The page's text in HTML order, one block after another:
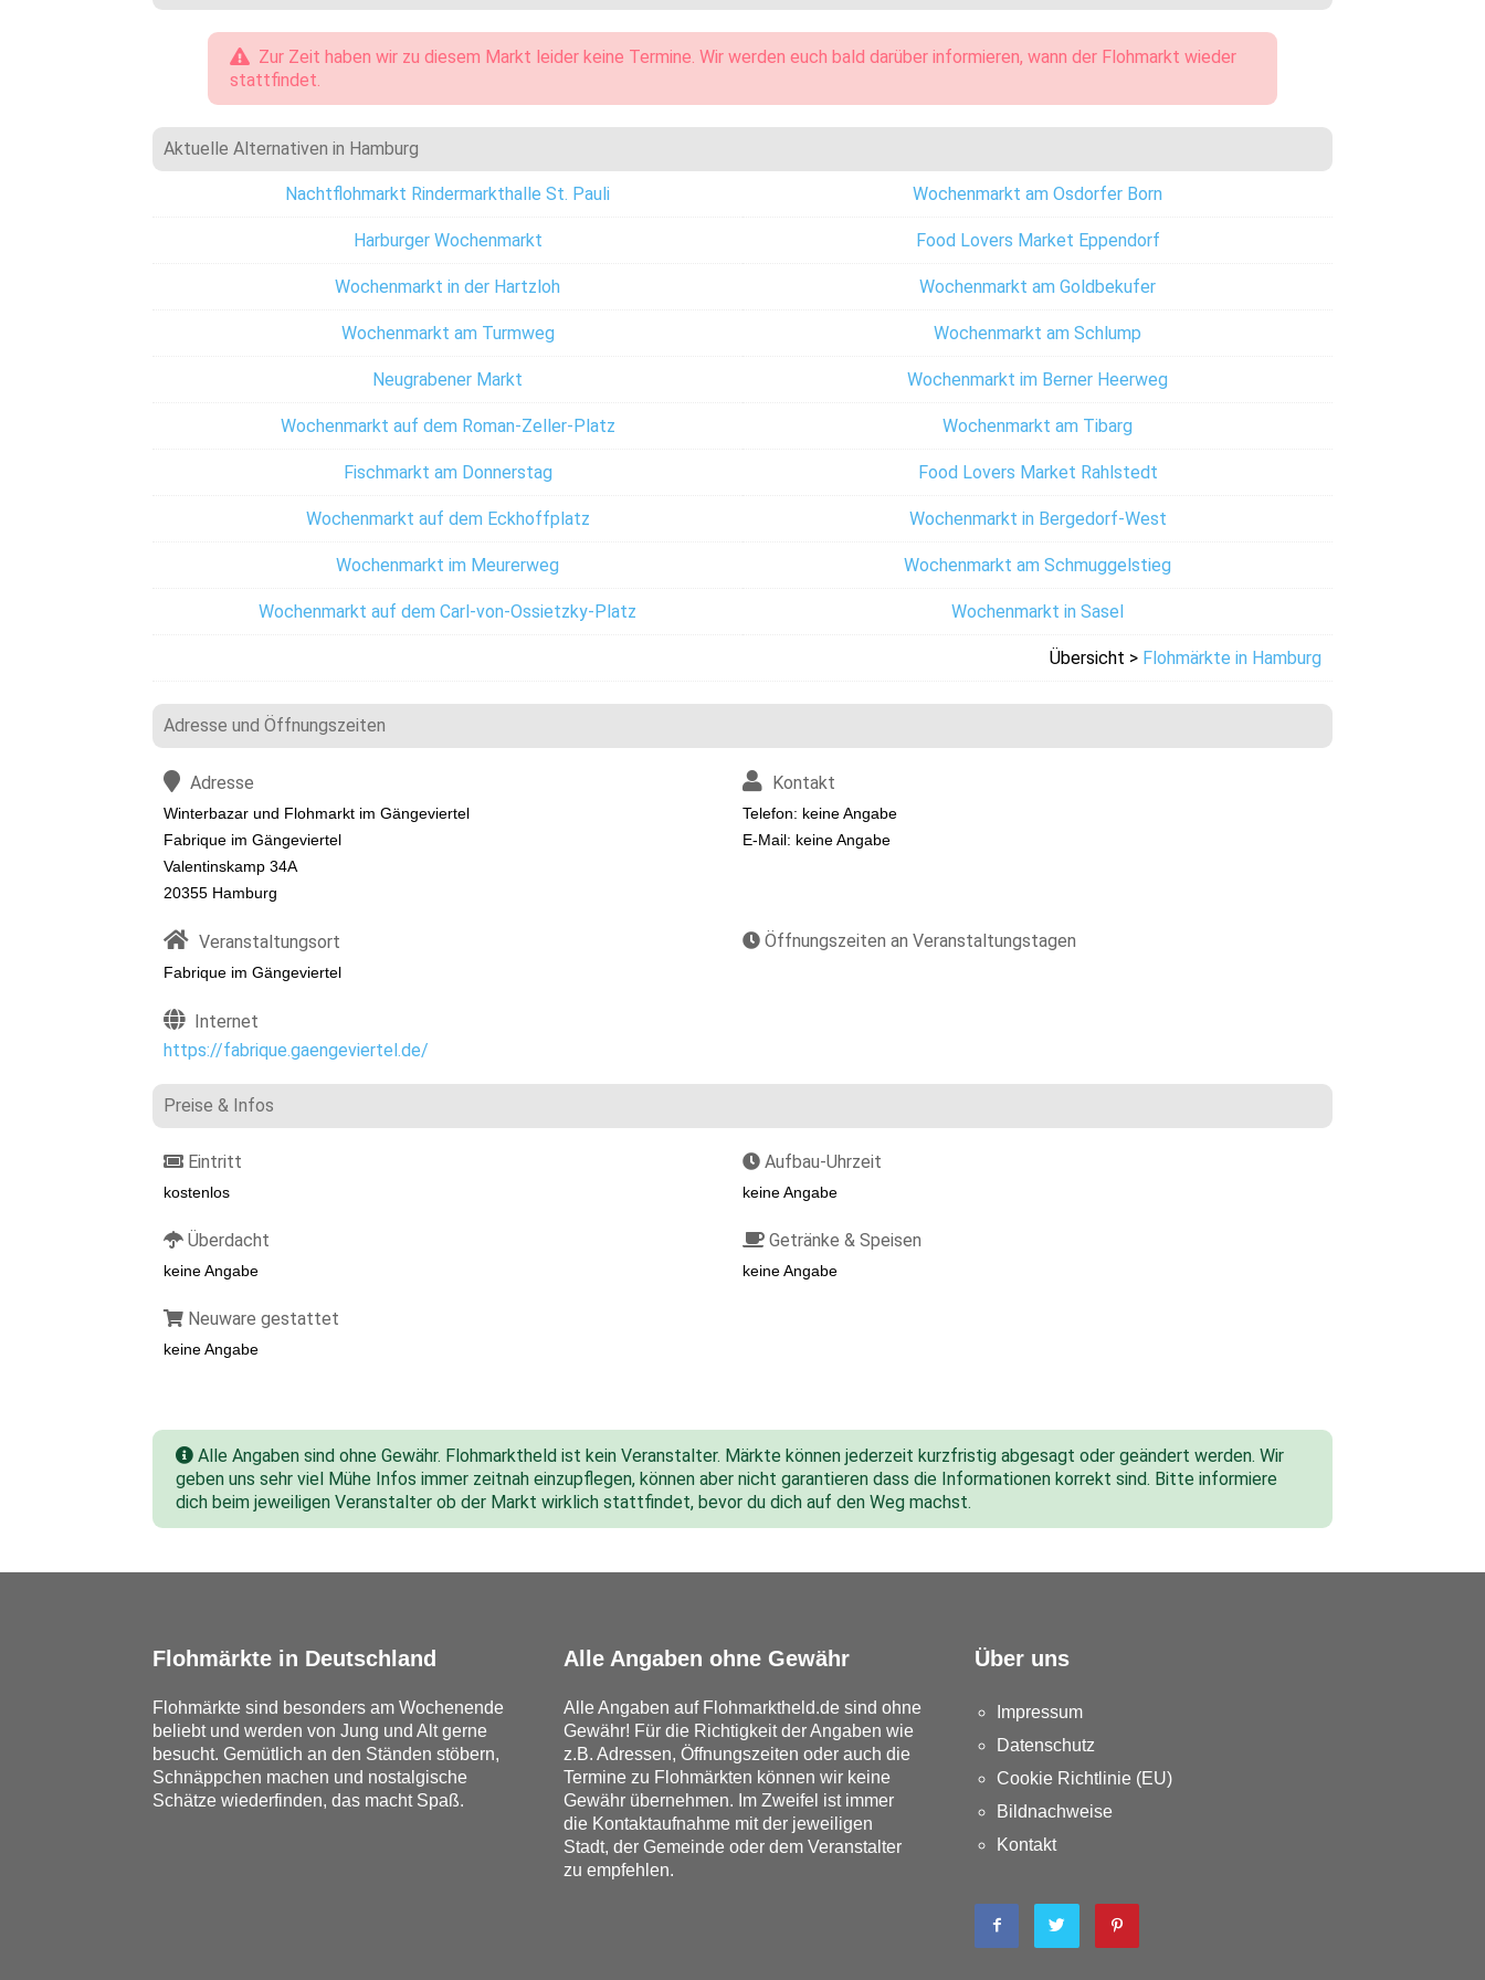
Zur Zeit haben wir zu diesem Markt leider keine Termine. Wir werden euch bald darüber informieren, wann der Flohmarkt wieder
stattfindet.
Aktuelle Alternativen in Hamburg
Nachtflohmarkt Rindermarkthalle St. Pauli Wochenmarkt am Osdorfer Born
Harburger Wochenmarkt Food Lovers Market Eppendorf
Wochenmarkt in der Hartzloh Wochenmarkt am Goldbekufer
Wochenmarkt am Turmweg Wochenmarkt am Schlump
Neugrabener Markt Wochenmarkt im Berner Heerweg
Wochenmarkt auf dem Roman-Zeller-Platz Wochenmarkt am Tibarg
Fischmarkt am Donnerstag Food Lovers Market Rahlstedt
Wochenmarkt auf dem Eckhoffplatz Wochenmarkt in Bergedorf-West
Wochenmarkt im Meurerweg Wochenmarkt am Schmuggelstieg
Wochenmarkt auf dem Carl-von-Ossietzky-Platz Wochenmarkt in Sasel
Übersicht > Flohmärkte in Hamburg
Adresse und Öffnungszeiten
Adresse
Winterbazar und Flohmarkt im Gängeviertel
Fabrique im Gängeviertel
Valentinskamp 34A
20355 Hamburg
Kontakt
Telefon: keine Angabe
E-Mail: keine Angabe
Veranstaltungsort
Fabrique im Gängeviertel
Öffnungszeiten an Veranstaltungstagen
Internet
https://fabrique.gaengeviertel.de/
Preise & Infos
Eintritt
kostenlos
Aufbau-Uhrzeit
keine Angabe
Überdacht
keine Angabe
Getränke & Speisen
keine Angabe
Neuware gestattet
keine Angabe
Alle Angaben sind ohne Gewähr. Flohmarktheld ist kein Veranstalter. Märkte können jederzeit kurzfristig abgesagt oder geändert werden. Wir
geben uns sehr viel Mühe Infos immer zeitnah einzupflegen, können aber nicht garantieren dass die Informationen korrekt sind. Bitte informiere
dich beim jeweiligen Veranstalter ob der Markt wirklich stattfindet, bevor du dich auf den Weg machst.
Flohmärkte in Deutschland
Flohmärkte sind besonders am Wochenende
beliebt und werden von Jung und Alt gerne
besucht. Gemütlich an den Ständen stöbern,
Schnäppchen machen und nostalgische
Schätze wiederfinden, das macht Spaß.
Alle Angaben ohne Gewähr
Alle Angaben auf Flohmarktheld.de sind ohne
Gewähr! Für die Richtigkeit der Angaben wie
z.B. Adressen, Öffnungszeiten oder auch die
Termine zu Flohmärkten können wir keine
Gewähr übernehmen. Im Zweifel ist immer
die Kontaktaufnahme mit der jeweiligen
Stadt, der Gemeinde oder dem Veranstalter
zu empfehlen.
Über uns
Impressum
Datenschutz
Cookie Richtlinie (EU)
Bildnachweise
Kontakt